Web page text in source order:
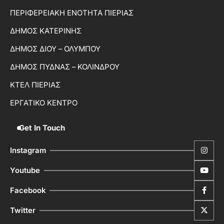
ΠΕΡΙΦΕΡΕΙΑΚΗ ΕΝΟΤΗΤΑ ΠΙΕΡΙΑΣ
ΔΗΜΟΣ ΚΑΤΕΡΙΝΗΣ
ΔΗΜΟΣ ΔΙΟΥ – ΟΛΥΜΠΟΥ
ΔΗΜΟΣ ΠΥΔΝΑΣ – ΚΟΛΙΝΔΡΟΥ
ΚΤΕΛ ΠΙΕΡΙΑΣ
ΕΡΓΑΤΙΚΟ ΚΕΝΤΡΟ
Get In Touch
Instagram
Youtube
Facebook
Twitter